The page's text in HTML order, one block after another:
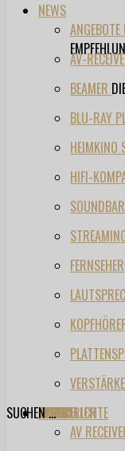
NEWS
AV-
BEAMER
BLU-RAY
HEIMKINO
HIFI-
FERNSEHER
TESTBERICHTE
AV
FORUM
FILME
VIDEOS
HERSTELLER
EVENT
SUCHEN ...